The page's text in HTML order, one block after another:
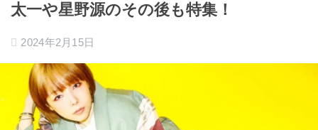
太一や星野源のその後も特集！
2024年2月15日